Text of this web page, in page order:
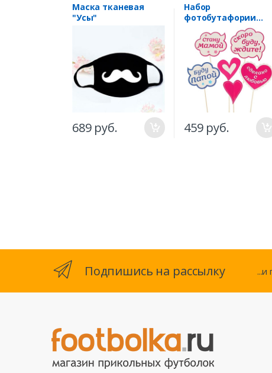
Маска тканевая
"Усы"
689 руб.
Набор
фотобутафории
"Скоро буду,
ждите!" девочка
459 руб.
Подпишись на рассылку ...и